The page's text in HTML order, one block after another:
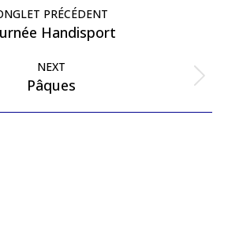
PRÉCÉDENT
Handisport
NEXT
Pâques